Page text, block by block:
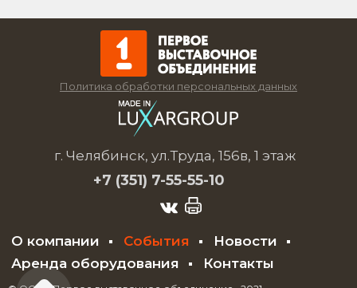
Политика обработки персональных данных
г. Челябинск, ул.Труда, 156в, 1 этаж
+7 (351) 7-55-55-10
О компании События
Новости
Аренда оборудования
Контакты